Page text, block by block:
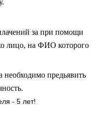
за при помощи
лицо, на ФИО которого
предьявить
- 5 лет!